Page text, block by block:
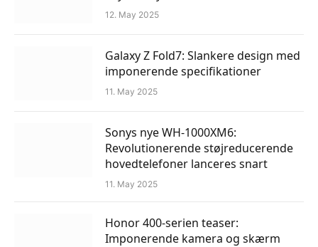
12. May 2025
Galaxy Z Fold7: Slankere design med
imponerende specifikationer
11. May 2025
Sonys nye WH-1000XM6:
Revolutionerende støjreducerende
hovedtelefoner lanceres snart
11. May 2025
Honor 400-serien teaser:
Imponerende kamera og skærm